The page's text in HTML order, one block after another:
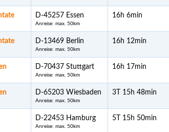
D-45257 Essen
Anreise: max. 50km
16h 6min
D-13469 Berlin
Anreise: max. 50km
16h 12min
D-70437 Stuttgart
Anreise: max. 50km
16h 17min
D-65203 Wiesbaden
Anreise: max. 50km
3T 15h 48min
D-22453 Hamburg
Anreise: max. 50km
5T 15h 50min